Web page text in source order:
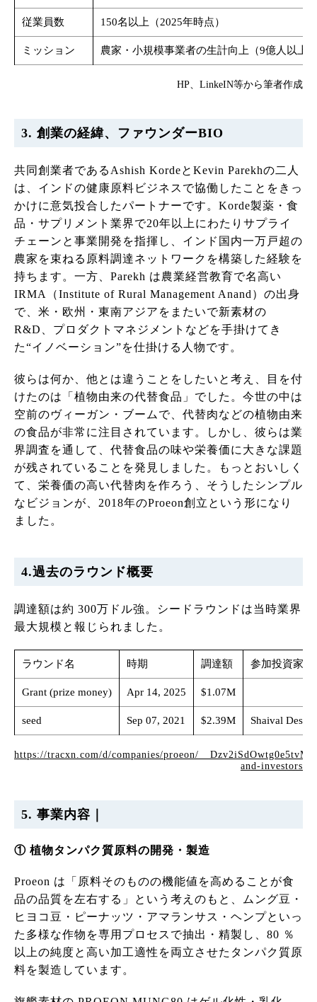
従業員数 150名以上（2025年時点）
ミッション 農家・小規模事業者の生計向上（9億人以上
HP、LinkeIN等から筆者作成
3. 創業の経緯、ファウンダーBIO
共同創業者であるAshish KordeとKevin Parekhの二人
は、インドの健康原料ビジネスで協働したことをきっ
かけに意気投合したパートナーです。Korde製薬・食
品・サプリメント業界で20年以上にわたりサプライ
チェーンと事業開発を指揮し、インド国内一万戸超の
農家を束ねる原料調達ネットワークを構築した経験を
持ちます。一方、Parekh は農業経営教育で名高い
IRMA（Institute of Rural Management Anand）の出身
で、米・欧州・東南アジアをまたいで新素材の
R&D、プロダクトマネジメントなどを手掛けてき
た“イノベーション”を仕掛ける人物です。
彼らは何か、他とは違うことをしたいと考え、目を付
けたのは「植物由来の代替食品」でした。今世の中は
空前のヴィーガン・ブームで、代替肉などの植物由来
の食品が非常に注目されています。しかし、彼らは業
界調査を通して、代替食品の味や栄養価に大きな課題
が残されていることを発見しました。もっとおいしく
て、栄養価の高い代替肉を作ろう、そうしたシンプル
なビジョンが、2018年のProeon創立という形になり
ました。
4.過去のラウンド概要
調達額は約 300万ドル強。シードラウンドは当時業界
最大規模と報じられました。
ラウンド名 時期 調達額 参加投資家
Grant (prize money) Apr 14, 2025 $1.07M
seed Sep 07, 2021 $2.39M Shaival
https://tracxn.com/d/companies/proeon/
and-investors
5. 事業内容｜
① 植物タンパク質原料の開発・製造
Proeon は「原料そのものの機能値を高めることが食
品の品質を左右する」という考えのもと、ムング豆・
ヒヨコ豆・ピーナッツ・アマランサス・ヘンプといっ
た多様な作物を専用プロセスで抽出・精製し、80 ％
以上の純度と高い加工適性を両立させたタンパク質原
料を製造しています。